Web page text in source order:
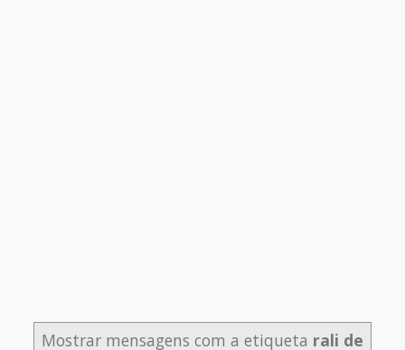
Mostrar mensagens com a etiqueta rali de